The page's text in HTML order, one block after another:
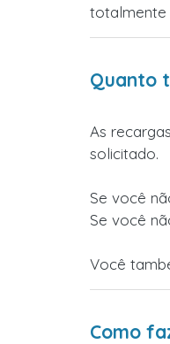
totalmente
Quanto
As
solicitado.
Se você
Se você
Você
Como